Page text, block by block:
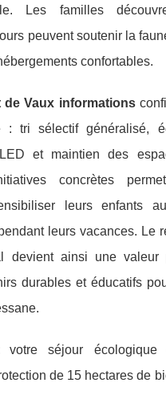
Les familles
peuvent soutenir la
confortables.
de Vaux informations
: tri sélectif généralisé,
et maintien des
concrètes
leurs enfants
leurs vacances. Le
devient ainsi une valeur
durables et éducatifs
votre séjour écologique
de 15 hectares de